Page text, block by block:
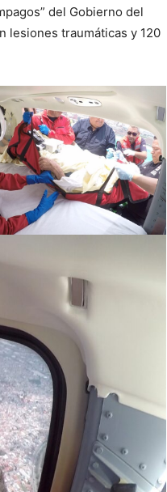
del Gobierno del
lesiones traumáticas y 120